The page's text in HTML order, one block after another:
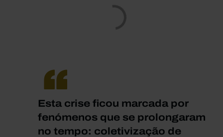
Esta crise ficou marcada por
fenómenos que se prolongaram
no tempo: coletivização de